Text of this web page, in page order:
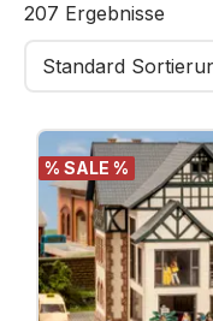
207 Ergebnisse
% SALE %